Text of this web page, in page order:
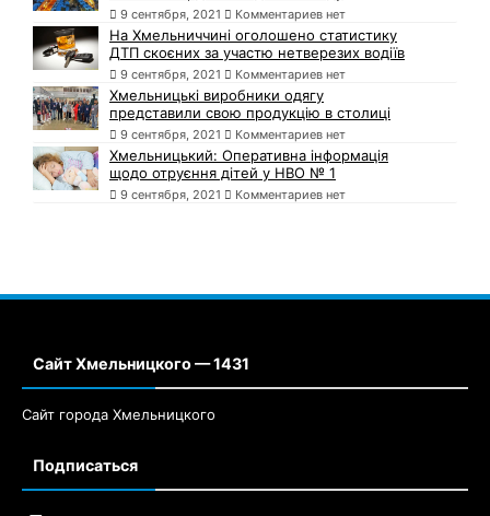
9 сентября, 2021 Комментариев нет
На Хмельниччині оголошено статистику
ДТП скоєних за участю нетверезих водіїв
9 сентября, 2021 Комментариев нет
Хмельницькі виробники одягу
представили свою продукцію в столиці
9 сентября, 2021 Комментариев нет
Хмельницький: Оперативна інформація
щодо отруєння дітей у НВО № 1
9 сентября, 2021 Комментариев нет
Сайт Хмельницкого — 1431
Сайт города Хмельницкого
Подписаться